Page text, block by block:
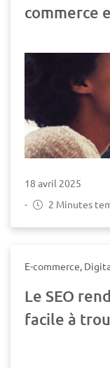
commerce
18 avril 2025
-
2 Minutes
E-commerce,
Le SEO
facile à